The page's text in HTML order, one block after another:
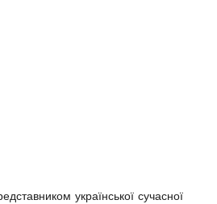
української сучасної